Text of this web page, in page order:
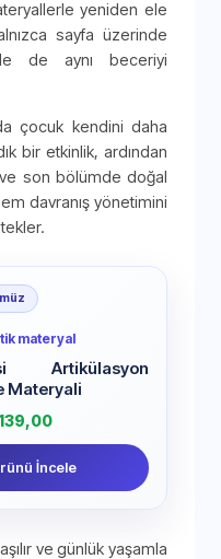
yeniden ele
sayfa üzerinde
de aynı beceriyi
çocuk kendini daha
bir etkinlik, ardından
son bölümde doğal
davranış yönetimini
materyal
Materyali
İncele
ve günlük yaşamla